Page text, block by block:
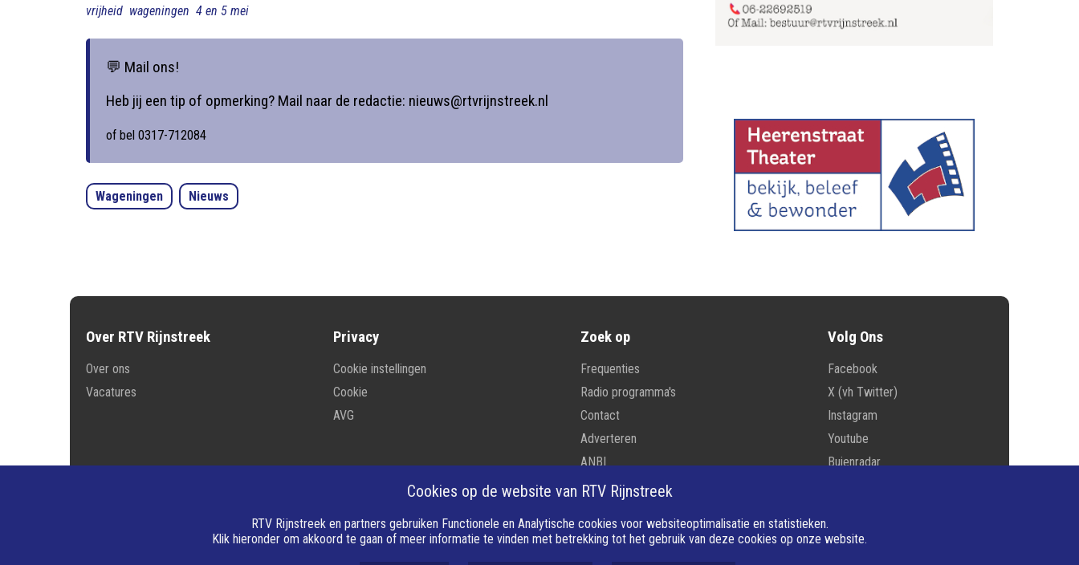
vrijheid wageningen 4 en 5 mei
💬 Mail ons!
Heb jij een tip of opmerking? Mail naar de redactie: nieuws@rtvrijnstreek.nl
of bel 0317-712084
Wageningen Nieuws
Over RTV Rijnstreek
Over ons
Vacatures
Privacy
Cookie instellingen
Cookie
AVG
Zoek op
Frequenties
Radio programma's
Contact
Adverteren
ANBI
Volg Ons
Facebook
X (vh Twitter)
Instagram
Youtube
Buienradar
Cookies op de website van RTV Rijnstreek
RTV Rijnstreek en partners gebruiken Functionele en Analytische cookies voor websiteoptimalisatie en statistieken.
Klik hieronder om akkoord te gaan of meer informatie te vinden met betrekking tot het gebruik van deze cookies op onze website.